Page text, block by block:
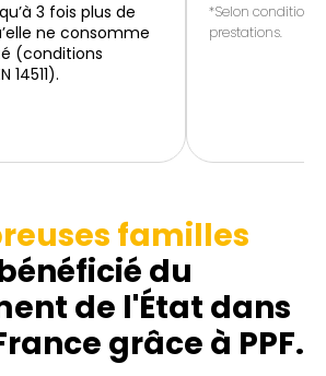
3 fois plus de
ne consomme
(conditions
14511).
*Selon conditions
prestations.
familles
du
de l'État dans
grâce à PPF.